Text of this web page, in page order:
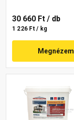
30 660 Ft / db
1 226 Ft / kg
Megnézem